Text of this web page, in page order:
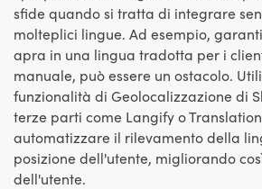
sfide quando si tratta di integrare
molteplici lingue. Ad esempio,
apra in una lingua tradotta per i
manuale, può essere un ostacolo.
funzionalità di Geolocalizzazione di
terze parti come Langify o
automatizzare il rilevamento della
posizione dell'utente, migliorando
dell'utente.